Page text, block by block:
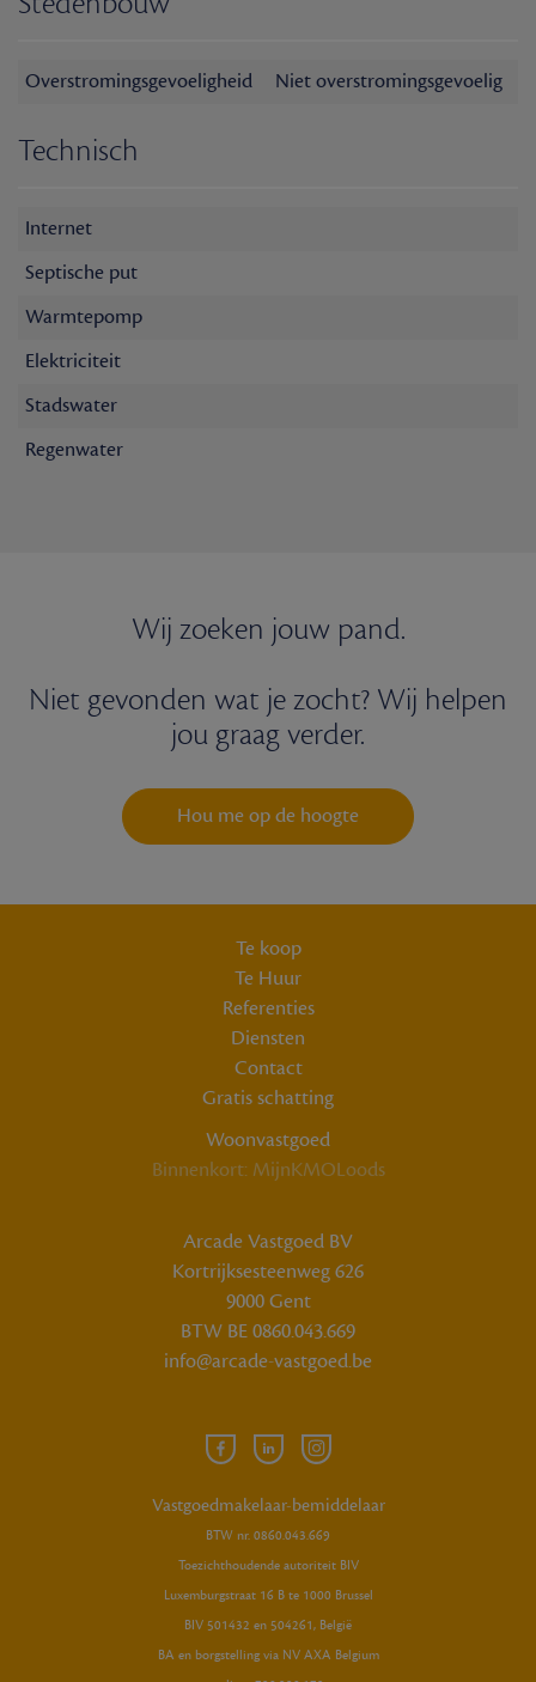
Overstromingsgevoeligheid Niet overstromingsgevoelig
Technisch
Internet
Septische put
Warmtepomp
Elektriciteit
Stadswater
Regenwater
Wij zoeken jouw pand.
Niet gevonden wat je zocht? Wij helpen
jou graag verder.
Hou me op de hoogte
Te koop
Te Huur
Referenties
Diensten
Contact
Gratis schatting
Woonvastgoed
Binnenkort: MijnKMOLoods
Arcade Vastgoed BV
Kortrijksesteenweg 626
9000 Gent
BTW BE 0860.043.669
info@arcade-vastgoed.be
Facebook
Vastgoed
Linkedin
Vastgoed
Instagram
Vastgoed
Vastgoedmakelaar-bemiddelaar
BTW nr. 0860.043.669
Toezichthoudende autoriteit BIV
Luxemburgstraat 16 B te 1000 Brussel
BIV 501432 en 504261, België
BA en borgstelling via NV AXA Belgium